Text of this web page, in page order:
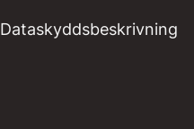
Dataskyddsbeskrivning